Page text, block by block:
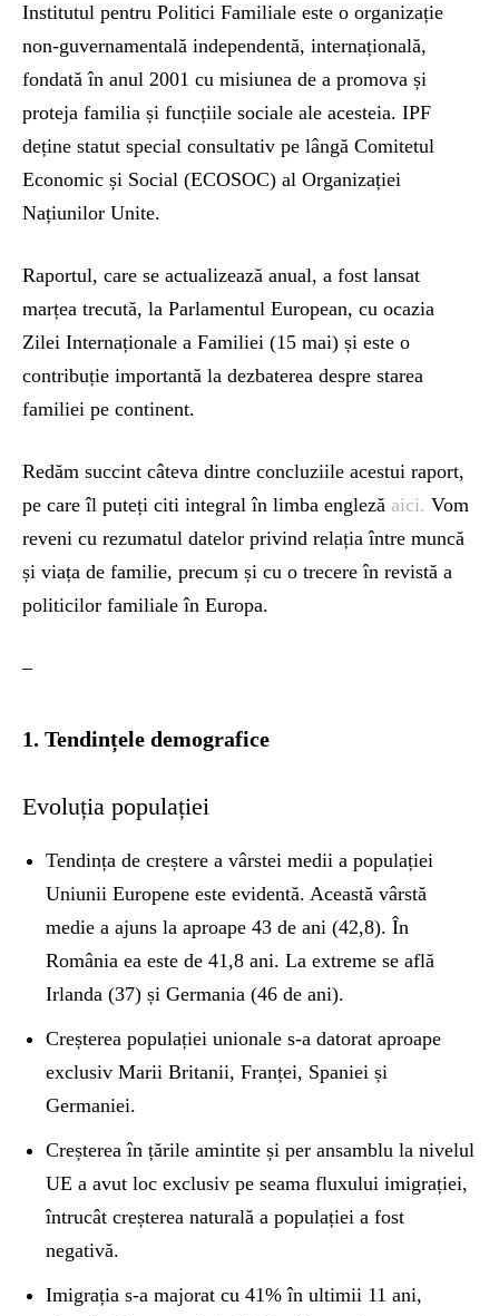
Institutul pentru Politici Familiale este o organizație
non-guvernamentală independentă, internațională,
fondată în anul 2001 cu misiunea de a promova și
proteja familia și funcțiile sociale ale acesteia. IPF
deține statut special consultativ pe lângă Comitetul
Economic și Social (ECOSOC) al Organizației
Națiunilor Unite.
Raportul, care se actualizează anual, a fost lansat
marțea trecută, la Parlamentul European, cu ocazia
Zilei Internaționale a Familiei (15 mai) și este o
contribuție importantă la dezbaterea despre starea
familiei pe continent.
Redăm succint câteva dintre concluziile acestui raport,
pe care îl puteți citi integral în limba engleză aici. Vom
reveni cu rezumatul datelor privind relația între muncă
și viața de familie, precum și cu o trecere în revistă a
politicilor familiale în Europa.
–
1. Tendințele demografice
Evoluția populației
Tendința de creștere a vârstei medii a populației
Uniunii Europene este evidentă. Această vârstă
medie a ajuns la aproape 43 de ani (42,8). În
România ea este de 41,8 ani. La extreme se află
Irlanda (37) și Germania (46 de ani).
Creșterea populației unionale s-a datorat aproape
exclusiv Marii Britanii, Franței, Spaniei și
Germaniei.
Creșterea în țările amintite și per ansamblu la nivelul
UE a avut loc exclusiv pe seama fluxului imigrației,
întrucât creșterea naturală a populației a fost
negativă.
Imigrația s-a majorat cu 41% în ultimii 11 ani,